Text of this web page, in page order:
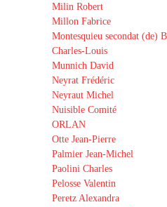
Milin Robert
Millon Fabrice
Montesquieu secondat (de)
Charles-Louis
Munnich David
Neyrat Frédéric
Neyraut Michel
Nuisible Comité
ORLAN
Otte Jean-Pierre
Palmier Jean-Michel
Paolini Charles
Pelosse Valentin
Peretz Alexandra